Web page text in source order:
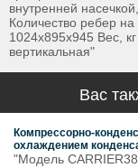
внутренней
Количество ребер
1024х895х945 Вес,
вертикальная"
Вас
Компрессорно-
охлаждением
"Модель